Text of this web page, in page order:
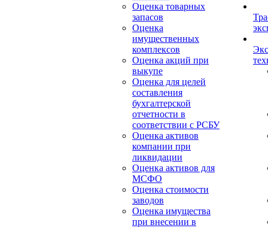
Оценка товарных
запасов
Оценка
имущественных
комплексов
Оценка акций при
выкупе
Оценка для целей
составления
бухгалтерской
отчетности в
соответствии с РСБУ
Оценка активов
компании при
ликвидации
Оценка активов для
МСФО
Оценка стоимости
заводов
Оценка имущества
при внесении в